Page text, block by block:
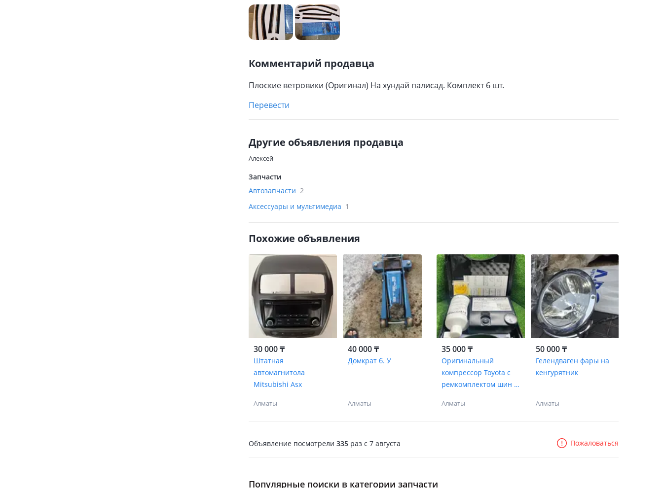
Комментарий продавца
Плоские ветровики (Оригинал) На хундай палисад. Комплект 6 шт.
Перевести
Другие объявления продавца
Алексей
Запчасти
Автозапчасти 2
Аксессуары и мультимедиа 1
Похожие объявления
30 000 ₸
Штатная
автомагнитола
Mitsubishi Asx
Алматы
40 000 ₸
Домкрат б. У
Алматы
35 000 ₸
Оригинальный
компрессор Toyota с
ремкомплектом шин в
Алматы
50 000 ₸
Гелендваген фары на
кенгурятник
Алматы
Объявление посмотрели 335 раз c 7 августа Пожаловаться
Популярные поиски в категории запчасти